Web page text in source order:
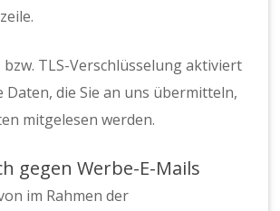
bzw. TLS-Verschlüsselung aktiviert
Daten, die Sie an uns übermitteln,
mitgelesen werden.
gegen Werbe-E-Mails
im Rahmen der